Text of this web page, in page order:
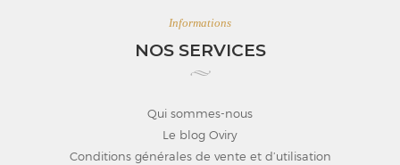
Informations
NOS SERVICES
Qui sommes-nous
Le blog Oviry
Conditions générales de vente et d’utilisation